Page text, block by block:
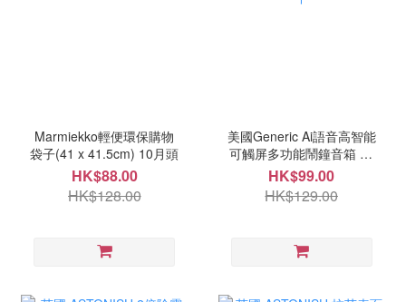
Marmiekko輕便環保購物
袋子(41 x 41.5cm) 10月頭
HK$88.00
HK$128.00
美國Generic Ai語音高智能
可觸屏多功能鬧鐘音箱 10
月中
HK$99.00
HK$129.00